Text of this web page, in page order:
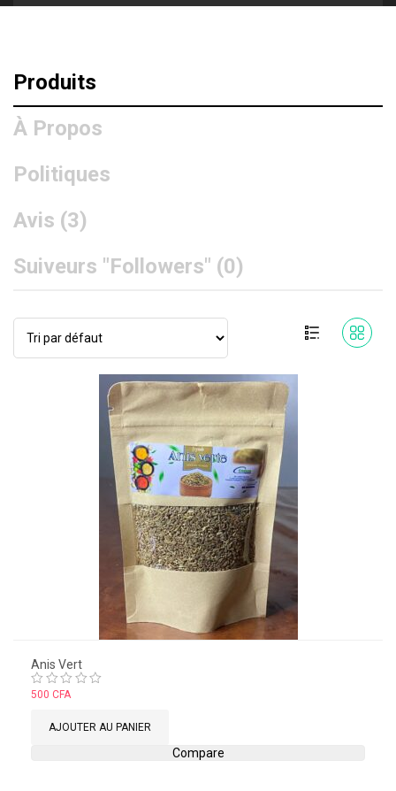
Produits
À Propos
Politiques
Avis (3)
Suiveurs "Followers" (0)
Affichage de 1–10 sur 66 résultats
Anis Vert
Note
500 CFA
AJOUTER AU PANIER
Compare